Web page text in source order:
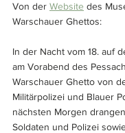
Von der Website des
Warschauer Ghettos:
In der Nacht vom 18. auf
am Vorabend des
Warschauer Ghetto von
Militärpolizei und Blauer
nächsten Morgen
Soldaten und Polizei